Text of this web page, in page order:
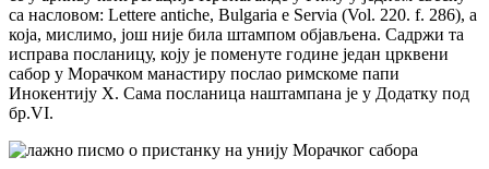
са насловом: Lettere antiche, Bulgaria е Servia (Vol. 220. f. 286), a
која, мислимо, још није била штампом објављена. Садржи та
исправа посланицу, коју је поменуте године један црквени
сабор у Морачком манастиру послао римскоме папи
Инокентију X. Сама посланица наштампана је у Додатку под
бр.VI.